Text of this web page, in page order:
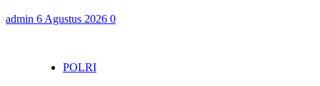
admin 6 Agustus 2026 0
POLRI